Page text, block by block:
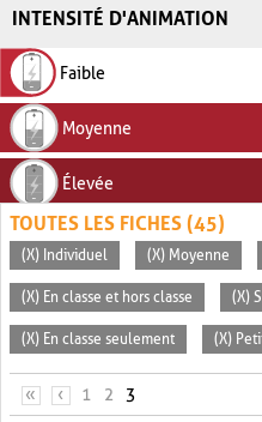
INTENSITÉ D'ANIMATION
Faible
Moyenne
Élevée
TOUTES LES FICHES (45)
(X) Individuel (X) Moyenne
(X) En classe et hors classe (X)
(X) En classe seulement (X)
PAGES
« ‹ 1 2 3